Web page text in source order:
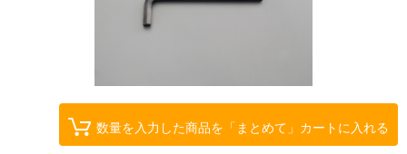
数量を入力した商品を「まとめて」カートに入れる